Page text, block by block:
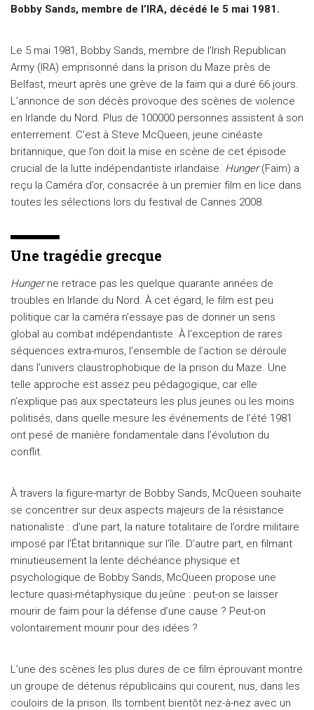
Bobby Sands, membre de l’IRA, décédé le 5 mai 1981.
Le 5 mai 1981, Bobby Sands, membre de l’Irish Republican
Army (IRA) emprisonné dans la prison du Maze près de
Belfast, meurt après une grève de la faim qui a duré 66 jours.
L’annonce de son décès provoque des scènes de violence
en Irlande du Nord. Plus de 100000 personnes assistent à son
enterrement. C’est à Steve McQueen, jeune cinéaste
britannique, que l’on doit la mise en scène de cet épisode
crucial de la lutte indépendantiste irlandaise. Hunger(Faim) a
reçu la Caméra d’or, consacrée à un premier film en lice dans
toutes les sélections lors du festival de Cannes 2008.
Une tragédie grecque
Hungerne retrace pas les quelque quarante années de
troubles en Irlande du Nord. À cet égard, le film est peu
politique car la caméra n’essaye pas de donner un sens
global au combat indépendantiste. À l’exception de rares
séquences extra-muros, l’ensemble de l’action se déroule
dans l’univers claustrophobique de la prison du Maze. Une
telle approche est assez peu pédagogique, car elle
n’explique pas aux spectateurs les plus jeunes ou les moins
politisés, dans quelle mesure les événements de l’été 1981
ont pesé de manière fondamentale dans l’évolution du
conflit.
À travers la figure-martyr de Bobby Sands, McQueen souhaite
se concentrer sur deux aspects majeurs de la résistance
nationaliste : d’une part, la nature totalitaire de l’ordre militaire
imposé par l’État britannique sur l’île. D’autre part, en filmant
minutieusement la lente déchéance physique et
psychologique de Bobby Sands, McQueen propose une
lecture quasi-métaphysique du jeûne : peut-on se laisser
mourir de faim pour la défense d’une cause ? Peut-on
volontairement mourir pour des idées ?
L’une des scènes les plus dures de ce film éprouvant montre
un groupe de détenus républicains qui courent, nus, dans les
couloirs de la prison. Ils tombent bientôt nez-à-nez avec un